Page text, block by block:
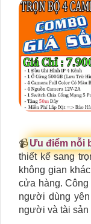
📹Ưu điểm nỗi
thiết kế sang
không gian
cửa hàng.
người dùng
người và tài sản